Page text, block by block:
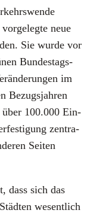
neue
Sie wur­de vor
Bun­des­tags­
im
Bezugs­jah­ren
über 100.000 Ein­
zen­tra­
Sei­ten
dass sich das
wesent­lich